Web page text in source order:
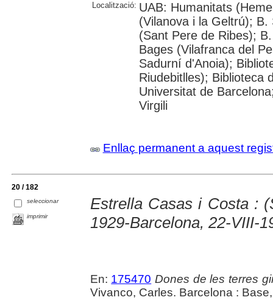
Localització: UAB: Humanitats
(Vilanova i la Geltrú);
(Sant Pere de Ribes);
Bages (Vilafranca del
Sadurní d'Anoia);
Riudebitlles); Biblioteca
Universitat de
Virgili
Enllaç permanent a aquest
20 / 182
seleccionar
imprimir
Estrella Casas i Costa :
1929-Barcelona, 22-VIII-
En: 175470 Dones de les terres
Vivanco, Carles. Barcelona :